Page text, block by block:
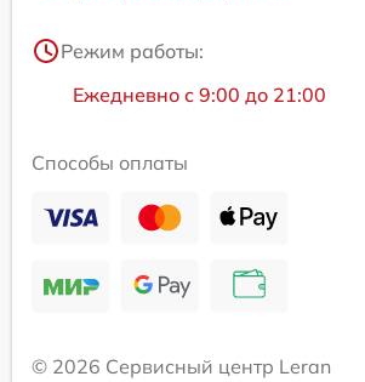
Режим работы:
Ежедневно с 9:00 до 21:00
Способы оплаты
© 2026 Сервисный центр Leran